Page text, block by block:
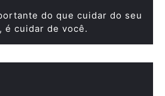
do que cuidar do seu
é cuidar de você.